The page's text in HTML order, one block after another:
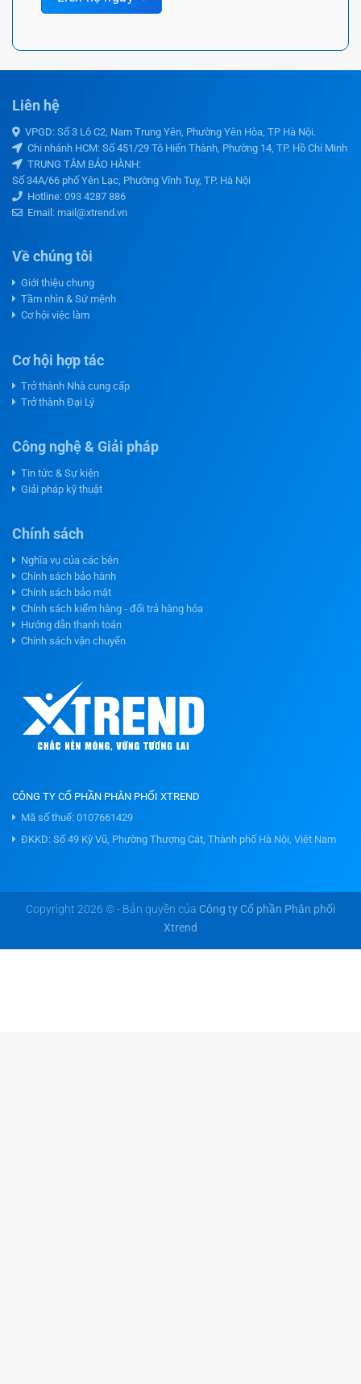
Liên hệ
VPGD: Số 3 Lô C2, Nam Trung Yên, Phường Yên Hòa, TP Hà Nội.
Chi nhánh HCM: Số 451/29 Tô Hiến Thành, Phường 14, TP. Hồ Chí Minh
TRUNG TÂM BẢO HÀNH:
Số 34A/66 phố Yên Lạc, Phường Vĩnh Tuy, TP. Hà Nội
Hotline: 093 4287 886
Email: mail@xtrend.vn
Về chúng tôi
Giới thiệu chung
Tầm nhìn & Sứ mệnh
Cơ hội việc làm
Cơ hội hợp tác
Trở thành Nhà cung cấp
Trở thành Đại Lý
Công nghệ & Giải pháp
Tin tức & Sự kiện
Giải pháp kỹ thuật
Chính sách
Nghĩa vụ của các bên
Chính sách bảo hành
Chính sách bảo mật
Chính sách kiểm hàng - đổi trả hàng hóa
Hướng dẫn thanh toán
Chính sách vận chuyển
CÔNG TY CỔ PHẦN PHÂN PHỐI XTREND
Mã số thuế: 0107661429
ĐKKD: Số 49 Kỳ Vũ, Phường Thượng Cát, Thành phố Hà Nội, Việt Nam
Copyright 2026 © - Bản quyền của Công ty Cổ phần Phân phối
Xtrend